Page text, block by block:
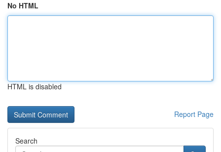
No HTML
HTML is disabled
Report Page
Search